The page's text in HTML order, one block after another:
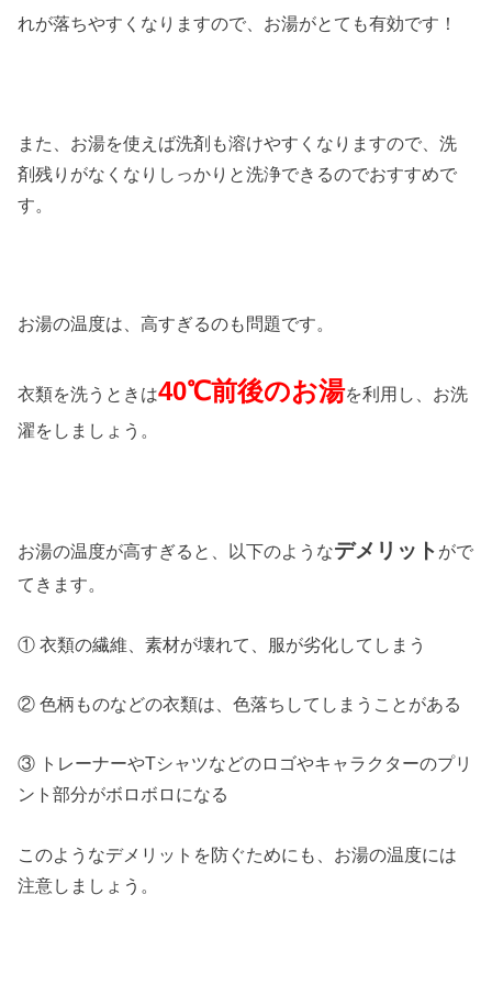
れが落ちやすくなりますので、お湯がとても有効です！
また、お湯を使えば洗剤も溶けやすくなりますので、洗
剤残りがなくなりしっかりと洗浄できるのでおすすめで
す。
お湯の温度は、高すぎるのも問題です。
衣類を洗うときは40℃前後のお湯を利用し、お洗
濯をしましょう。
お湯の温度が高すぎると、以下のようなデメリット がで
てきます。
① 衣類の繊維、素材が壊れて、服が劣化してしまう
② 色柄ものなどの衣類は、色落ちしてしまうことがある
③ トレーナーやTシャツなどのロゴやキャラクターのプリ
ント部分がボロボロになる
このようなデメリットを防ぐためにも、お湯の温度には
注意しましょう。